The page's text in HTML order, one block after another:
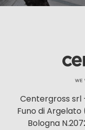
Centergross srl
Funo di Argelato
Bologna